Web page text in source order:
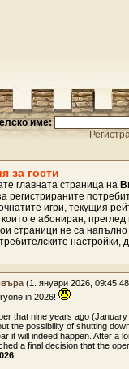
име:
за гости
главната страница на
регистрираните
игри, текущия
които е абониран,
страници не са
настройки,
(1. януари 2026,
in 2026!
that nine years ago
the possibility of shutting
it will indeed happen. After a
a final decision that the